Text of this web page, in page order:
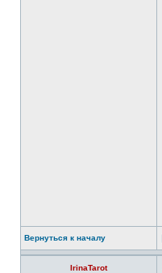
Вернуться к началу
IrinaTarot